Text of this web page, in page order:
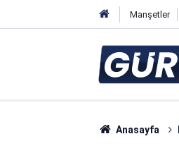
Manşetler
Anasayfa